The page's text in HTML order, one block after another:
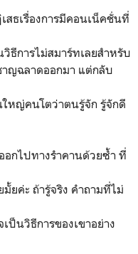
สธเรื่องการมีคอนเน็คชั่นที่
ธีการไม่สมาร์ทเลยสำหรับ
าญฉลาดออกมา แต่กลับ
หญ่คนโตว่าตนรู้จัก รู้จักดี
อกไปทางรำคานด้วยซ้ำ ที่
ยค่ะ ถ้ารู้จริง คำถามที่ไม่
ป็นวิธีการของเขาอย่าง